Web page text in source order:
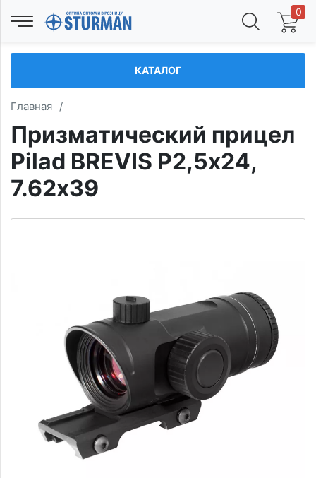
0
КАТАЛОГ
Главная /
Призматический прицел
Pilad BREVIS Р2,5х24,
7.62x39